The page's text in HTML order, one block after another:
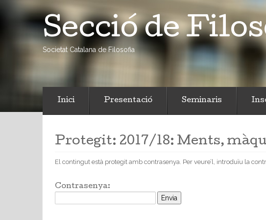
Secció de
Societat Catalana de Filosofia
Inici Presentació Seminaris
Protegit: 2017/18: Ments,
El contingut està protegit amb contrasenya. Per veure’l, introduïu la
Contrasenya: